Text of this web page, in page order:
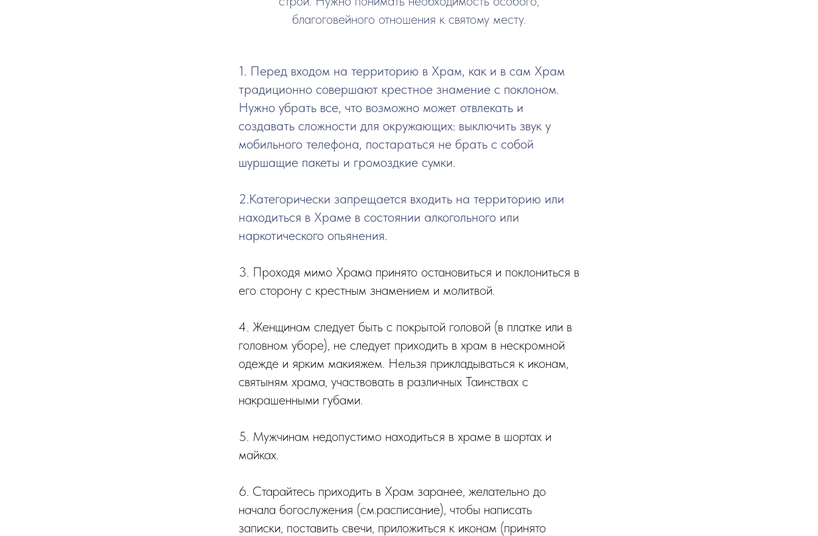
благоговейного отношения к святому месту.
1. Перед входом на территорию в Храм, как и в сам Храм
традиционно совершают крестное знамение с поклоном.
Нужно убрать все, что возможно может отвлекать и
создавать сложности для окружающих: выключить звук у
мобильного телефона, постараться не брать с собой
шуршащие пакеты и громоздкие сумки.
2.Категорически запрещается входить на территорию или
находиться в Храме в состоянии алкогольного или
наркотического опьянения.
3. Проходя мимо Храма принято остановиться и поклониться в
его сторону с крестным знамением и молитвой.
4. Женщинам следует быть с покрытой головой (в платке или в
головном уборе), не следует приходить в храм в нескромной
одежде и ярким макияжем. Нельзя прикладываться к иконам,
святыням храма, участвовать в различных Таинствах с
накрашенными губами.
5. Мужчинам недопустимо находиться в храме в шортах и
майках.
6. Старайтесь приходить в Храм заранее, желательно до
начала богослужения (см.расписание), чтобы написать
записки, поставить свечи, приложиться к иконам (принято